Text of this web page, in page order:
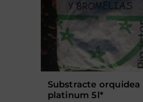
substracte orquidea *
platinum 5l*